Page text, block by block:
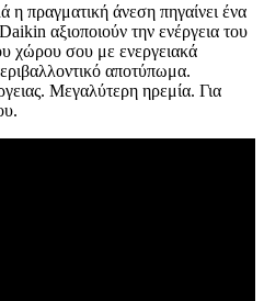
πραγματική άνεση πηγαίνει ένα
αξιοποιούν την ενέργεια του
χώρου σου με ενεργειακά
αποτύπωμα.
Μεγαλύτερη ηρεμία. Για